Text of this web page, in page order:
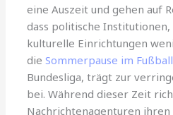
eine Auszeit und gehen auf
dass politische
kulturelle Einrichtungen
dieSommerpause im Fußball
Bundesliga, trägt zur
bei. Während dieser Zeit
Nachrichtenagenturen ihren